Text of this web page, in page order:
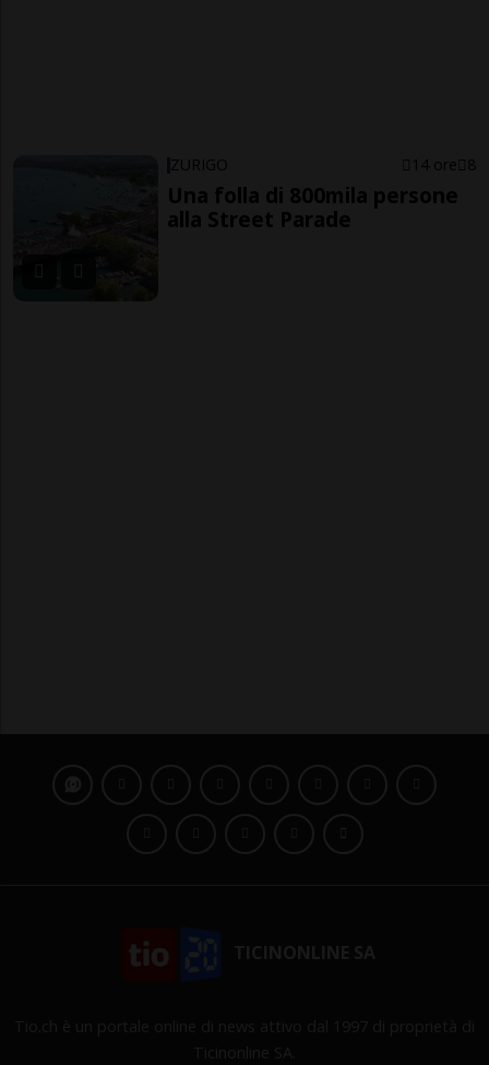
ZURIGO 14 ore 8
Una folla di 800mila persone
alla Street Parade